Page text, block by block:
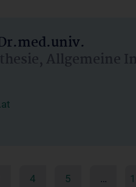
Allgemeine
4 5 …